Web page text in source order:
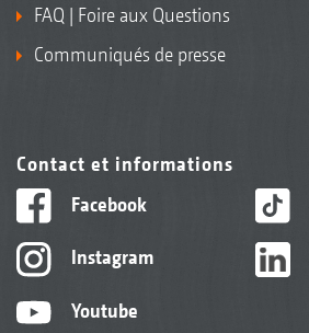
FAQ | Foire aux Questions
Communiqués de presse
Contact et informations
Facebook
Instagram
Youtube